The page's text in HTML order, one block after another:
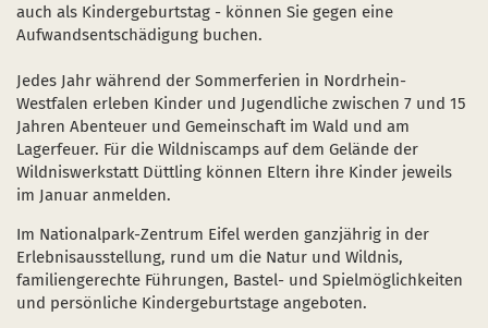
auch als Kindergeburtstag - können Sie gegen eine
Aufwandsentschädigung buchen.
Jedes Jahr während der Sommerferien in Nordrhein-
Westfalen erleben Kinder und Jugendliche zwischen 7 und 15
Jahren Abenteuer und Gemeinschaft im Wald und am
Lagerfeuer. Für die Wildniscamps auf dem Gelände der
Wildniswerkstatt Düttling können Eltern ihre Kinder jeweils
im Januar anmelden.
Im Nationalpark-Zentrum Eifel werden ganzjährig in der
Erlebnisausstellung, rund um die Natur und Wildnis,
familiengerechte Führungen, Bastel- und Spielmöglichkeiten
und persönliche Kindergeburtstage angeboten.